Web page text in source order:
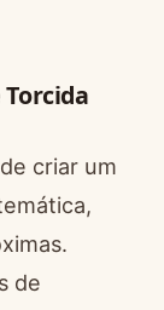
criar um
de